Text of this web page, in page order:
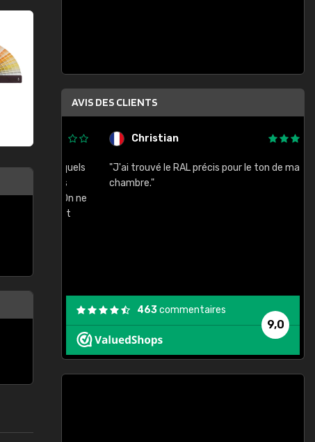
AVIS DES CLIENTS
quels
etc. On ne
s'est
Christian
"J'ai trouvé le RAL précis pour le ton de ma
chambre."
9,0
463commentaires